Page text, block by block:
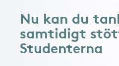
Nu kan du
samtidigt
Studenterna